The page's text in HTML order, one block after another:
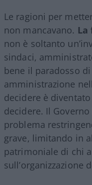
Le ragioni per
non mancavano. La
non è soltanto
sindaci,
bene il paradosso
amministrazione
decidere è
decidere. Il
problema
grave, limitando in
patrimoniale di chi
sull’organizzazione